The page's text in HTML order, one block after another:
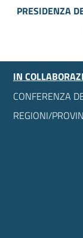
PRESIDENZA
IN
CONFERENZA
REGIONI/